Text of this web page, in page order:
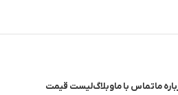
ماتماس با ماوبلاگلیست قیمت